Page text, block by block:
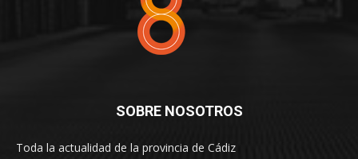
SOBRE NOSOTROS
Toda la actualidad de la provincia de Cádiz